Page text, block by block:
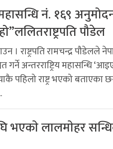
नं. १६९ अनुमोदन
पौडेल
। राष्ट्रपति रामचन्द्र पौडेलले
गर्ने अन्तरराष्ट्रिय महासन्धि
पहिलो राष्ट्र भएको
भएकाे लालमाेहर